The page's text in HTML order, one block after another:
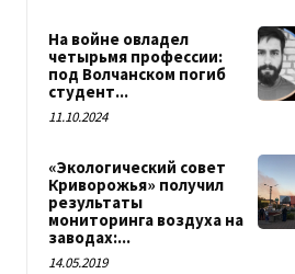
На войне овладел
четырьмя профессии:
под Волчанском погиб
студент...
11.10.2024
«Экологический совет
Криворожья» получил
результаты
мониторинга воздуха на
заводах:...
14.05.2019